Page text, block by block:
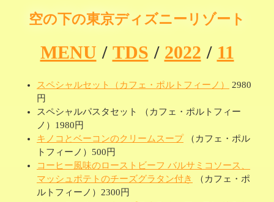
空の下の東京ディズニーリゾート
MENU / TDS / 2022 / 11
スペシャルセット（カフェ・ポルトフィーノ）
2980
円
スペシャルパスタセット （カフェ・ポルトフィー
ノ）1980円
キノコとベーコンのクリームスープ（カフェ・ポル
トフィーノ）500円
コーヒー風味のローストビーフ バルサミコソース、
マッシュポテトのチーズグラタン付き
（カフェ・ポ
ルトフィーノ）2300円